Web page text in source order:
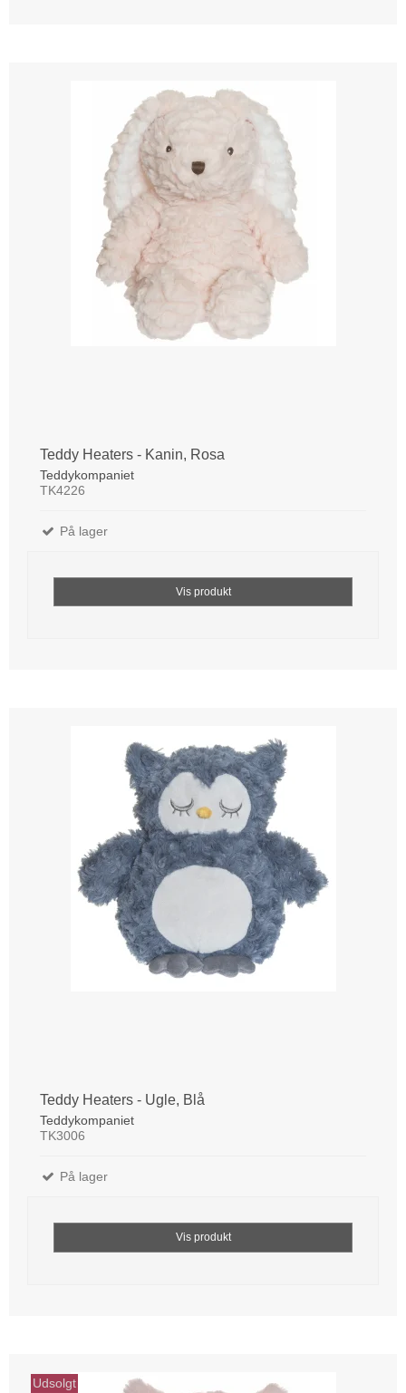
Teddy Heaters - Kanin, Rosa
Teddykompaniet
TK4226
På lager
Vis produkt
Teddy Heaters - Ugle, Blå
Teddykompaniet
TK3006
På lager
Vis produkt
Udsolgt